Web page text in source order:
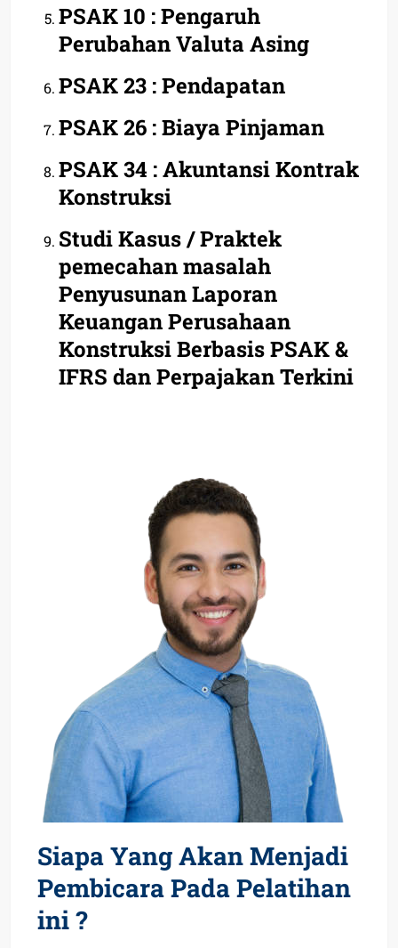
PSAK 10 : Pengaruh
Perubahan Valuta Asing
PSAK 23 : Pendapatan
PSAK 26 : Biaya Pinjaman
PSAK 34 : Akuntansi Kontrak
Konstruksi
Studi Kasus / Praktek
pemecahan masalah
Penyusunan Laporan
Keuangan Perusahaan
Konstruksi Berbasis PSAK &
IFRS dan Perpajakan Terkini
Siapa Yang Akan Menjadi
Pembicara Pada Pelatihan
ini ?